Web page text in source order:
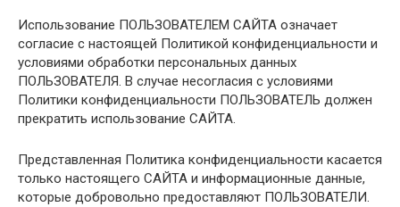
Использование ПОЛЬЗОВАТЕЛЕМ САЙТА означает
согласие с настоящей Политикой конфиденциальности и
условиями обработки персональных данных
ПОЛЬЗОВАТЕЛЯ. В случае несогласия с условиями
Политики конфиденциальности ПОЛЬЗОВАТЕЛЬ должен
прекратить использование САЙТА.
Представленная Политика конфиденциальности касается
только настоящего САЙТА и информационные данные,
которые добровольно предоставляют ПОЛЬЗОВАТЕЛИ.